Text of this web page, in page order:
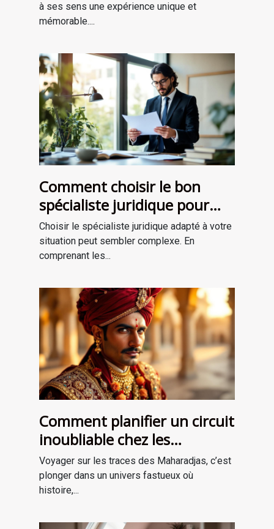
à ses sens une expérience unique et
mémorable....
Comment choisir le bon
spécialiste juridique pour
vos besoins ?
Choisir le spécialiste juridique adapté à votre
situation peut sembler complexe. En
comprenant les...
Comment planifier un circuit
inoubliable chez les
Maharadjas ?
Voyager sur les traces des Maharadjas, c’est
plonger dans un univers fastueux où
histoire,...